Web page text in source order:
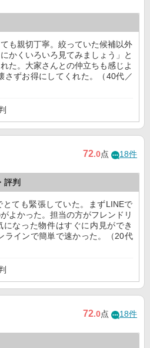
も親切丁寧。絞っていた候補以外
かくいろいろ見てみましょう」と
た。大家さんとの仲立ちも感じよ
さずお得にしてくれた。（40代／
72.0点 18件
評判
ても緊張していた。まずLINEで
よかった。担当の方がフレンドリ
になった物件はすぐに内見ができ
ラインで簡単で速かった。（20代
72.0点 18件